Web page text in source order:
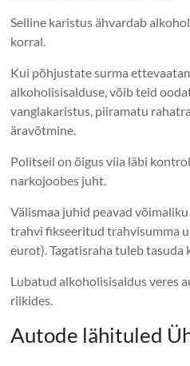
Selline karistus ähvardab
korral.
Kui põhjustate surma
alkoholisisalduse, võib teid
vanglakaristus, piiramatu
äravõtmine.
Politseil on õigus viia läbi
narkojoobes juht.
Välismaa juhid peavad
trahvi fikseeritud trahvisumma
eurot). Tagatisraha tuleb tasuda
Lubatud alkoholisisaldus veres
riikides.
Autode lähituled